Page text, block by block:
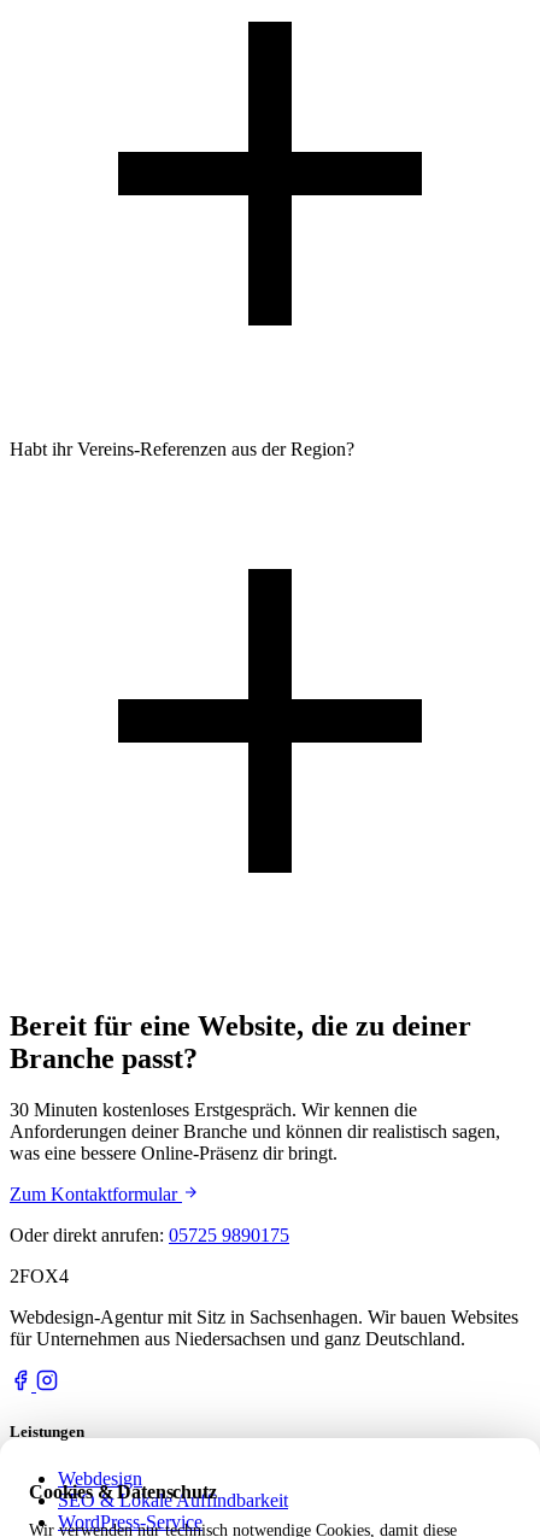
Habt ihr Vereins-Referenzen aus der Region?
Bereit für eine Website, die zu deiner
Branche passt?
30 Minuten kostenloses Erstgespräch. Wir kennen die
Anforderungen deiner Branche und können dir realistisch sagen,
was eine bessere Online-Präsenz dir bringt.
Zum Kontaktformular
Oder direkt anrufen: 05725 9890175
2FOX4
Webdesign-Agentur mit Sitz in Sachsenhagen. Wir bauen Websites
für Unternehmen aus Niedersachsen und ganz Deutschland.
Leistungen
Webdesign
SEO & Lokale Auffindbarkeit
WordPress-Service
Cookies & Datenschutz
Wir verwenden nur technisch notwendige Cookies, damit diese